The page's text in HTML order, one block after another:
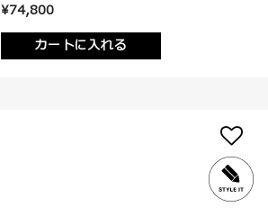
¥74,800
カートに入れる